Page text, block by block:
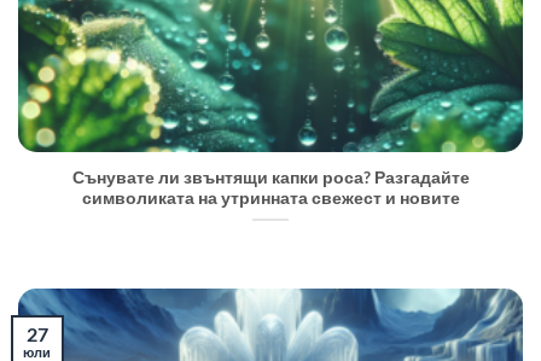
Сънувате ли звънтящи капки роса? Разгадайте
символиката на утринната свежест и новите
27
юли